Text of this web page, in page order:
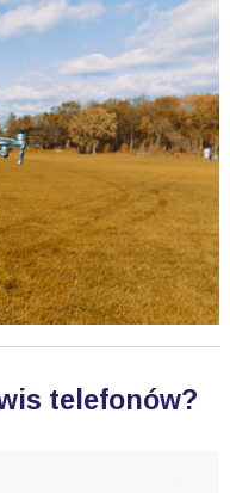
telefonów?